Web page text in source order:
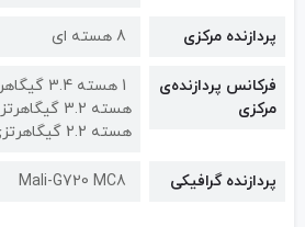
پردازنده مرکزی 8 هسته ای
فرکانس پردازنده‌ی
مرکزی
هسته 2.2 گیگاهرتزی (Cortex-A725)
پردازنده گرافیکی Mali-G720 MC8